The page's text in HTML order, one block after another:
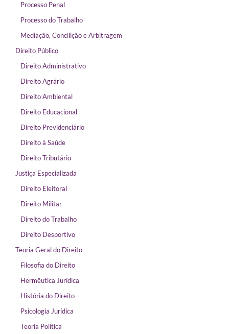
Processo Penal
Processo do Trabalho
Mediação, Concilição e Arbitragem
Direito Público
Direito Administrativo
Direito Agrário
Direito Ambiental
Direito Educacional
Direito Previdenciário
Direito à Saúde
Direito Tributário
Justiça Especializada
Direito Eleitoral
Direito Militar
Direito do Trabalho
Direito Desportivo
Teoria Geral do Direito
Filosofia do Direito
Hermêutica Jurídica
História do Direito
Psicologia Jurídica
Teoria Política